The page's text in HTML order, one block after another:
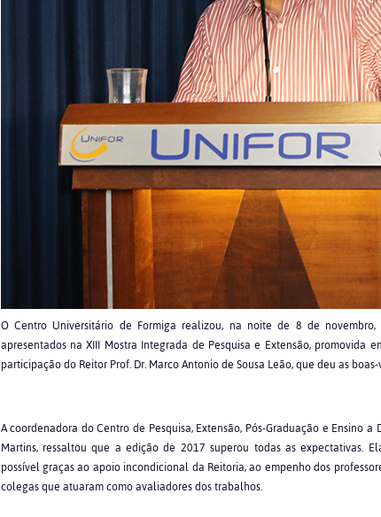
O Centro Universitário de Formiga realizou, na noite de 8 de
apresentados na XIII Mostra Integrada de Pesquisa e Extensão, promovida
participação do Reitor Prof. Dr. Marco Antonio de Sousa Leão, que deu as
A coordenadora do Centro de Pesquisa, Extensão, Pós-Graduação e Ensino a
Martins, ressaltou que a edição de 2017 superou todas as expectativas.
possível graças ao apoio incondicional da Reitoria, ao empenho dos
colegas que atuaram como avaliadores dos trabalhos.